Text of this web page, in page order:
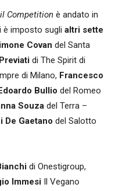
Competition è andato in
è imposto sugli altri sette
Covan del Santa
di The Spirit di
di Milano, Francesco
Bullio del Romeo
Souza del Terra –
De Gaetano del Salotto
di Onestigroup,
Immesi Il Vegano